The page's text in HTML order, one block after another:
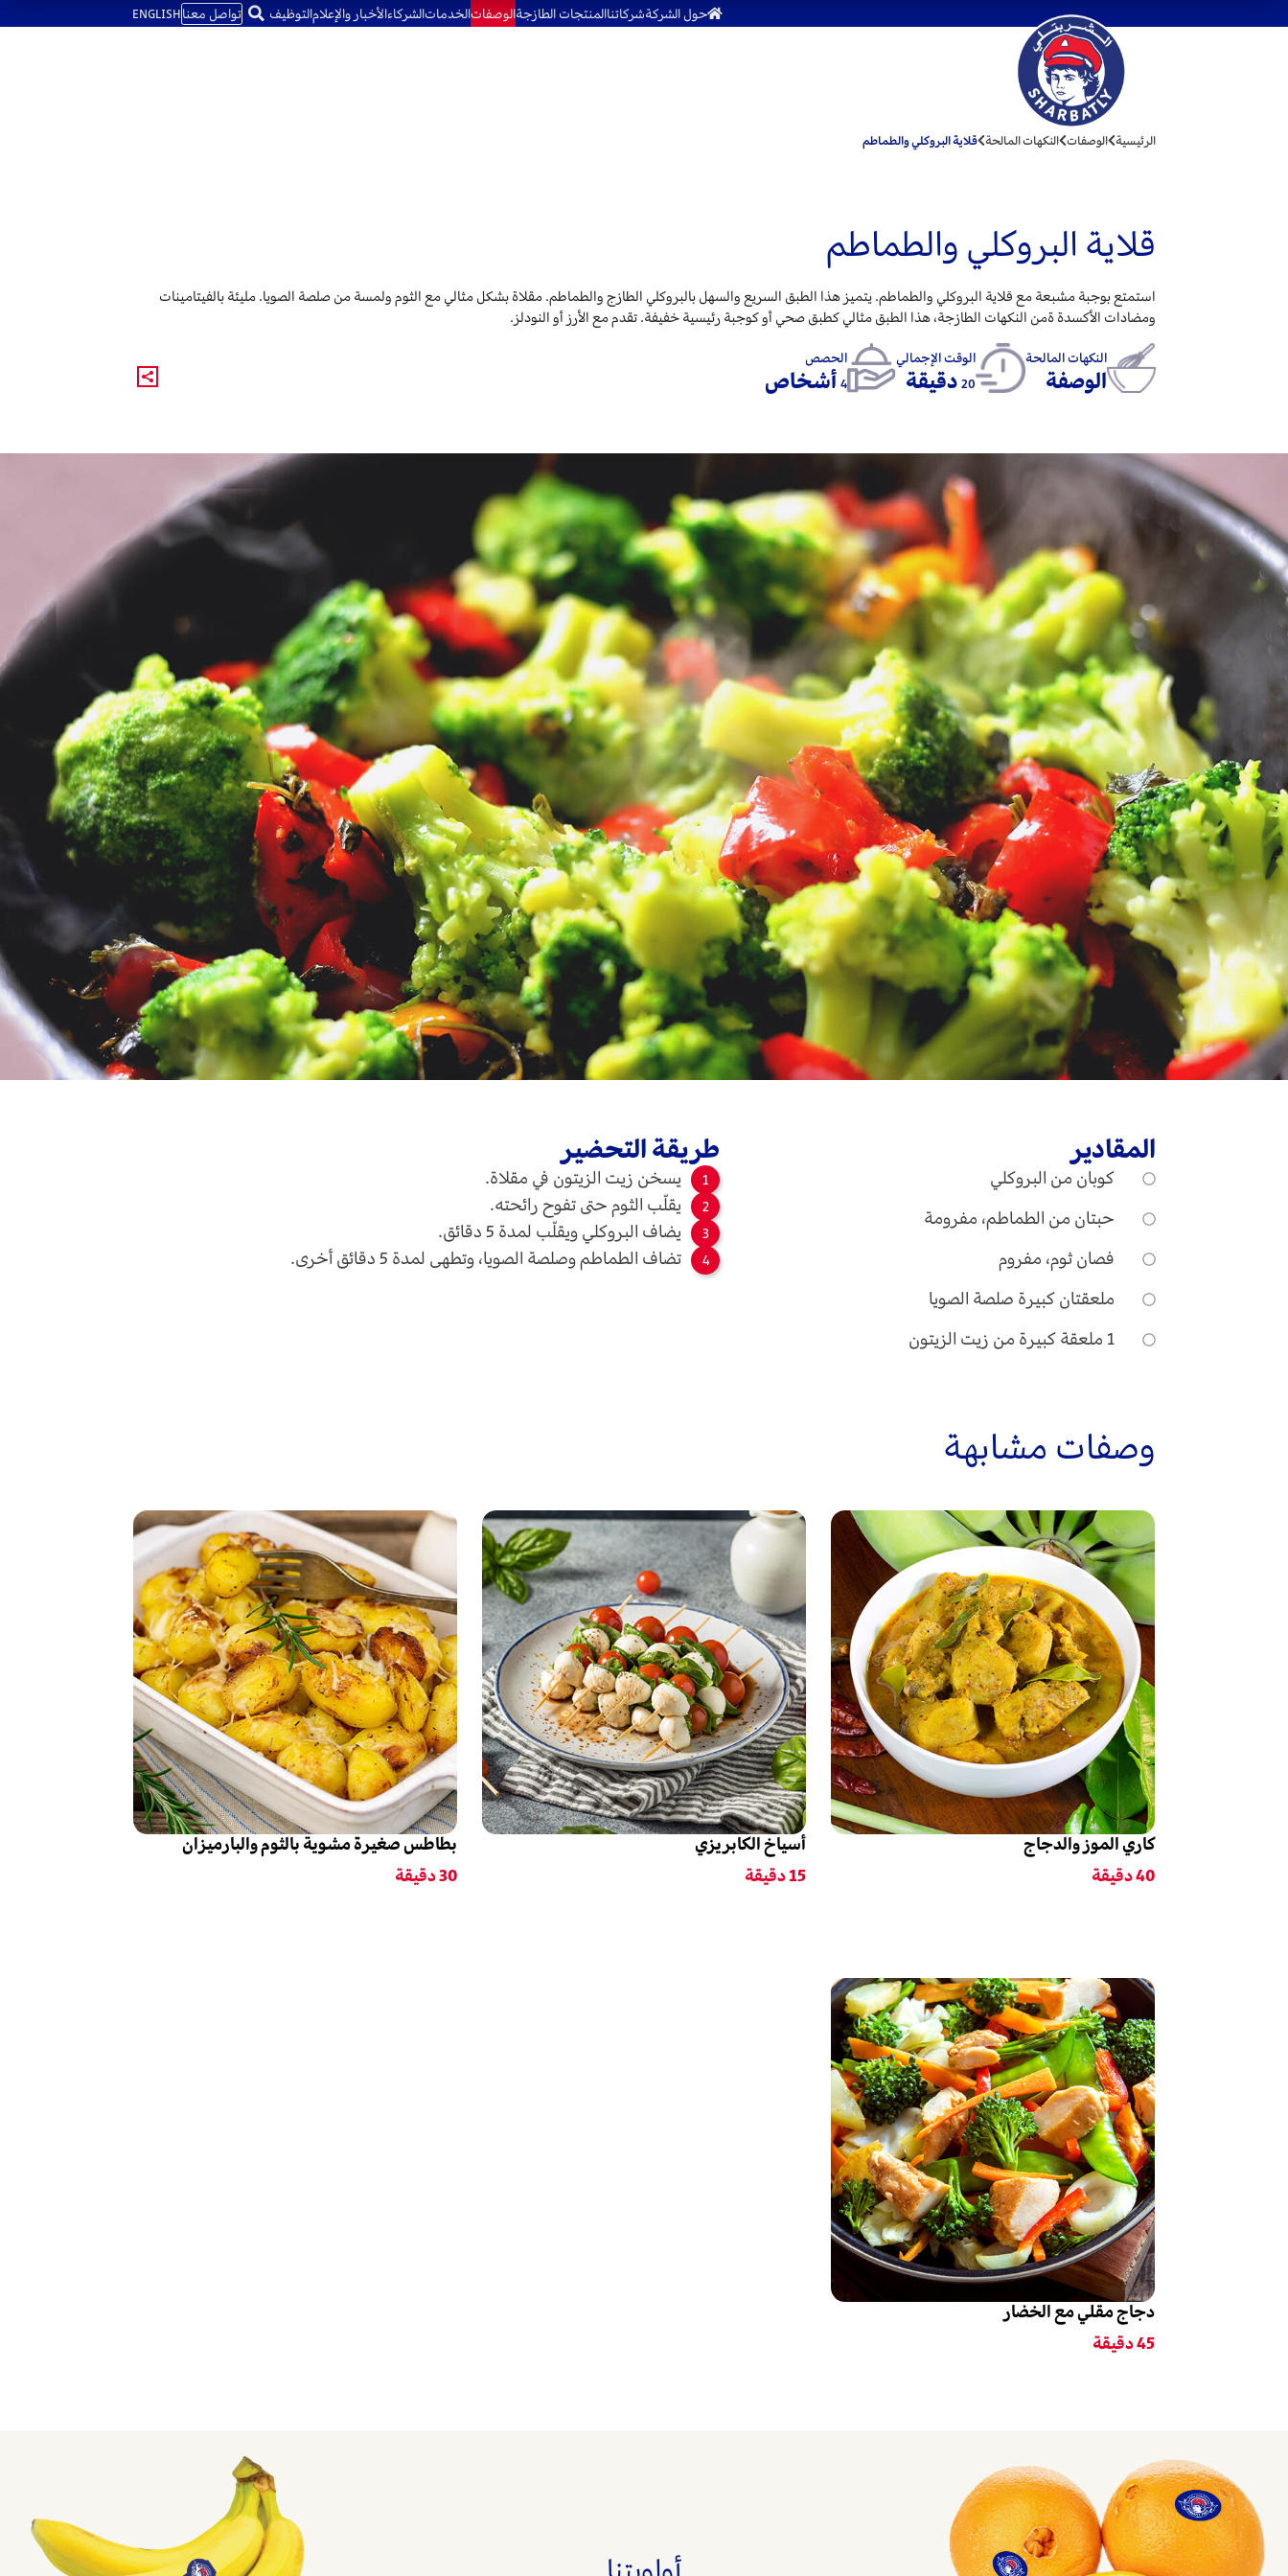
حول الشركةشركاتناالمنتجات الطازجةالوصفاتالخدماتالشركاءالأخبار والإعلامالتوظيف تواصل معناENGLISH
الرئيسية الوصفات النكهات المالحة قلاية البروكلي والطماطم
قلاية البروكلي والطماطم
استمتع بوجبة مشبعة مع قلاية البروكلي والطماطم. يتميز هذا الطبق السريع والسهل بالبروكلي الطازج والطماطم. مقلاة بشكل مثالي مع الثوم ولمسة من صلصة الصويا. مليئة بالفيتامينات
ومضادات الأكسدة ةمن النكهات الطازجة، هذا الطبق مثالي كطبق صحي أو كوجبة رئيسية خفيفة. تقدم مع الأرز أو النودلز.
النكهات المالحة
الوصفة
الوقت الإجمالي
20دقيقة
الحصص
4أشخاص
المقادير
كوبان من البروكلي
حبتان من الطماطم، مفرومة
فصان ثوم، مفروم
ملعقتان كبيرة صلصة الصويا
1 ملعقة كبيرة من زيت الزيتون
طريقة التحضير
يسخن زيت الزيتون في مقلاة.
يقلّب الثوم حتى تفوح رائحته.
يضاف البروكلي ويقلّب لمدة 5دقائق.
تضاف الطماطم وصلصة الصويا، وتطهى لمدة 5دقائق أخرى.
وصفات مشابهة
كاري الموز والدجاج
40دقيقة
أسياخ الكابريزي
15دقيقة
بطاطس صغيرة مشوية بالثوم والبارميزان
30دقيقة
دجاج مقلي مع الخضار
45دقيقة